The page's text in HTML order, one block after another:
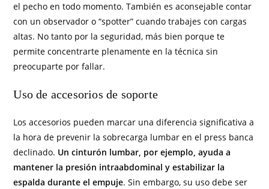
el pecho en todo momento. También es aconsejable contar
con un observador o “spotter” cuando trabajes con cargas
altas. No tanto por la seguridad, más bien porque te
permite concentrarte plenamente en la técnica sin
preocuparte por fallar.
Uso de accesorios de soporte
Los accesorios pueden marcar una diferencia significativa a
la hora de prevenir la sobrecarga lumbar en el press banca
declinado. Un cinturón lumbar, por ejemplo, ayuda a
mantener la presión intraabdominal y estabilizar la
espalda durante el empuje. Sin embargo, su uso debe ser